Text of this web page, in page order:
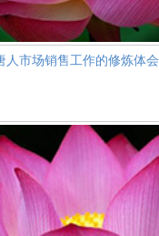
人市场销售工作的修炼体会